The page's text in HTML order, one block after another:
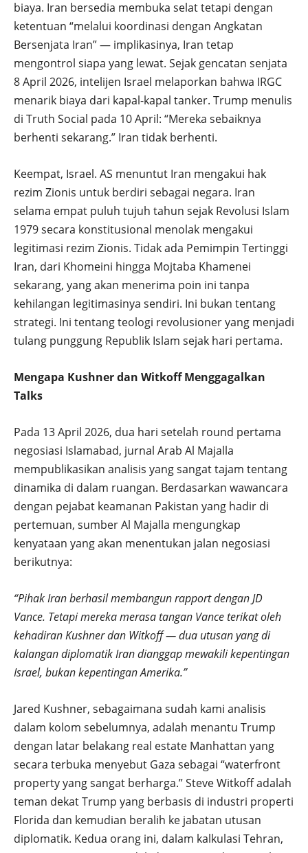
biaya. Iran bersedia membuka selat tetapi dengan
ketentuan “melalui koordinasi dengan Angkatan
Bersenjata Iran” — implikasinya, Iran tetap
mengontrol siapa yang lewat. Sejak gencatan senjata
8 April 2026, intelijen Israel melaporkan bahwa IRGC
menarik biaya dari kapal-kapal tanker. Trump menulis
di Truth Social pada 10 April: “Mereka sebaiknya
berhenti sekarang.” Iran tidak berhenti.
Keempat, Israel. AS menuntut Iran mengakui hak
rezim Zionis untuk berdiri sebagai negara. Iran
selama empat puluh tujuh tahun sejak Revolusi Islam
1979 secara konstitusional menolak mengakui
legitimasi rezim Zionis. Tidak ada Pemimpin Tertinggi
Iran, dari Khomeini hingga Mojtaba Khamenei
sekarang, yang akan menerima poin ini tanpa
kehilangan legitimasinya sendiri. Ini bukan tentang
strategi. Ini tentang teologi revolusioner yang menjadi
tulang punggung Republik Islam sejak hari pertama.
Mengapa Kushner dan Witkoff Menggagalkan
Talks
Pada 13 April 2026, dua hari setelah round pertama
negosiasi Islamabad, jurnal Arab Al Majalla
mempublikasikan analisis yang sangat tajam tentang
dinamika di dalam ruangan. Berdasarkan wawancara
dengan pejabat keamanan Pakistan yang hadir di
pertemuan, sumber Al Majalla mengungkap
kenyataan yang akan menentukan jalan negosiasi
berikutnya:
“Pihak Iran berhasil membangun rapport dengan JD
Vance. Tetapi mereka merasa tangan Vance terikat oleh
kehadiran Kushner dan Witkoff — dua utusan yang di
kalangan diplomatik Iran dianggap mewakili kepentingan
Israel, bukan kepentingan Amerika.”
Jared Kushner, sebagaimana sudah kami analisis
dalam kolom sebelumnya, adalah menantu Trump
dengan latar belakang real estate Manhattan yang
secara terbuka menyebut Gaza sebagai “waterfront
property yang sangat berharga.” Steve Witkoff adalah
teman dekat Trump yang berbasis di industri properti
Florida dan kemudian beralih ke jabatan utusan
diplomatik. Kedua orang ini, dalam kalkulasi Tehran,